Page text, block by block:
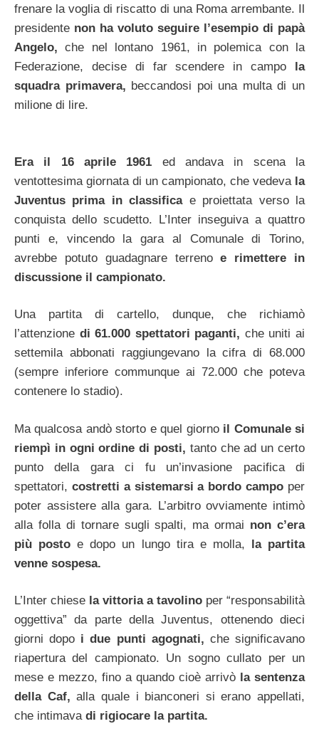
frenare la voglia di riscatto di una Roma arrembante. Il
presidente non ha voluto seguire l’esempio di papà
Angelo, che nel lontano 1961, in polemica con la
Federazione, decise di far scendere in campo la
squadra primavera, beccandosi poi una multa di un
milione di lire.
Era il 16 aprile 1961 ed andava in scena la
ventottesima giornata di un campionato, che vedeva la
Juventus prima in classificae proiettata verso la
conquista dello scudetto. L’Inter inseguiva a quattro
punti e, vincendo la gara al Comunale di Torino,
avrebbe potuto guadagnare terrenoe rimettere in
discussione il campionato.
Una partita di cartello, dunque, che richiamò
l’attenzione di 61.000 spettatori paganti, che uniti ai
settemila abbonati raggiungevano la cifra di 68.000
(sempre inferiore communque ai 72.000 che poteva
contenere lo stadio).
Ma qualcosa andò storto e quel giorno il Comunale si
riempì in ogni ordine di posti, tanto che ad un certo
punto della gara ci fu un’invasione pacifica di
spettatori, costretti a sistemarsi a bordo campo per
poter assistere alla gara. L’arbitro ovviamente intimò
alla folla di tornare sugli spalti, ma ormai non c’era
più posto e dopo un lungo tira e molla, la partita
venne sospesa.
L’Inter chiese la vittoria a tavolino per “responsabilità
oggettiva” da parte della Juventus, ottenendo dieci
giorni dopo i due punti agognati, che significavano
riapertura del campionato. Un sogno cullato per un
mese e mezzo, fino a quando cioè arrivò la sentenza
della Caf,alla quale i bianconeri si erano appellati,
che intimava di rigiocare la partita.